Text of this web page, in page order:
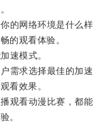
的网络环境是什么样
的观看体验。
速模式。
需求选择最佳的加速
看效果。
观看动漫比赛，都能
。